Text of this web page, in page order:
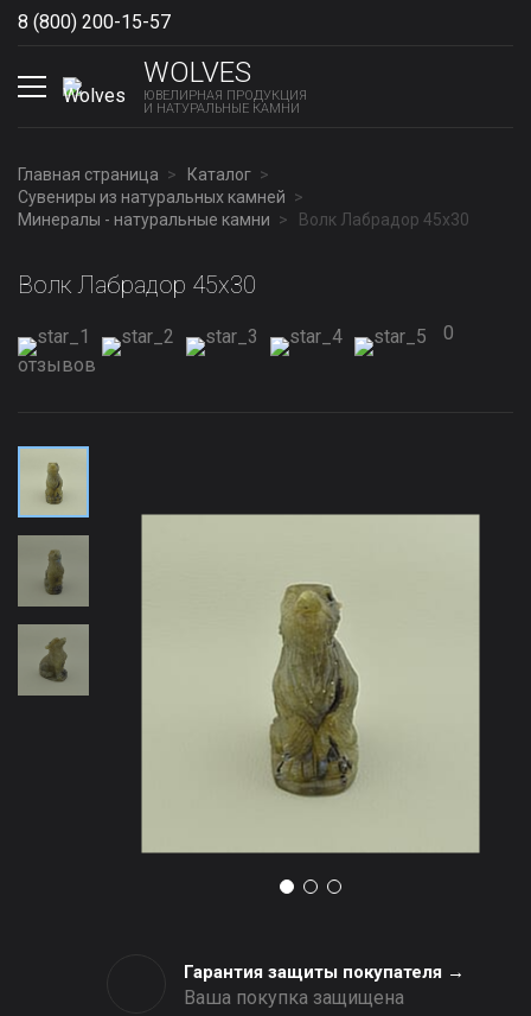
8 (800) 200-15-57
WOLVES
ЮВЕЛИРНАЯ ПРОДУКЦИЯ
И НАТУРАЛЬНЫЕ КАМНИ
Главная страница
Каталог
Сувениры из натуральных камней
Минералы - натуральные камни
Волк Лабрадор 45х30
Волк Лабрадор 45х30
0
отзывов
Гарантия защиты покупателя →
Ваша покупка защищена